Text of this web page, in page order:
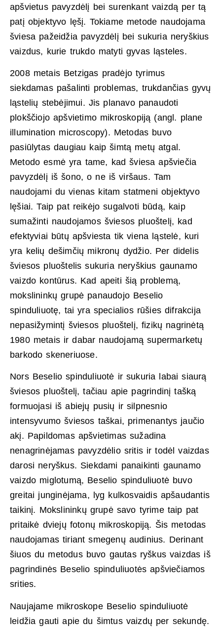
apšvietus pavyzdėlį bei surenkant vaizdą per tą
patį objektyvo lęšį. Tokiame metode naudojama
šviesa pažeidžia pavyzdėlį bei sukuria neryškius
vaizdus, kurie trukdo matyti gyvas ląsteles.
2008 metais Betzigas pradėjo tyrimus
siekdamas pašalinti problemas, trukdančias gyvų
ląstelių stebėjimui. Jis planavo panaudoti
plokščiojo apšvietimo mikroskopiją (angl. plane
illumination microscopy). Metodas buvo
pasiūlytas daugiau kaip šimtą metų atgal.
Metodo esmė yra tame, kad šviesa apšviečia
pavyzdėlį iš šono, o ne iš viršaus. Tam
naudojami du vienas kitam statmeni objektyvo
lęšiai. Taip pat reikėjo sugalvoti būdą, kaip
sumažinti naudojamos šviesos pluoštelį, kad
efektyviai būtų apšviesta tik viena ląstelė, kuri
yra kelių dešimčių mikronų dydžio. Per didelis
šviesos pluoštelis sukuria neryškius gaunamo
vaizdo kontūrus. Kad apeiti šią problemą,
mokslininkų grupė panaudojo Beselio
spinduliuotę, tai yra specialios rūšies difrakcija
nepasižymintį šviesos pluoštelį, fizikų nagrinėtą
1980 metais ir dabar naudojamą supermarketų
barkodo skeneriuose.
Nors Beselio spinduliuotė ir sukuria labai siaurą
šviesos pluoštelį, tačiau apie pagrindinį tašką
formuojasi iš abiejų pusių ir silpnesnio
intensyvumo šviesos taškai, primenantys jaučio
akį. Papildomas apšvietimas sužadina
nenagrinėjamas pavyzdėlio sritis ir todėl vaizdas
darosi neryškus. Siekdami panaikinti gaunamo
vaizdo miglotumą, Beselio spinduliuotė buvo
greitai junginėjama, lyg kulkosvaidis apšaudantis
taikinį. Mokslininkų grupė savo tyrime taip pat
pritaikė dviejų fotonų mikroskopiją. Šis metodas
naudojamas tiriant smegenų audinius. Derinant
šiuos du metodus buvo gautas ryškus vaizdas iš
pagrindinės Beselio spinduliuotės apšviečiamos
srities.
Naujajame mikroskope Beselio spinduliuotė
leidžia gauti apie du šimtus vaizdų per sekundę.